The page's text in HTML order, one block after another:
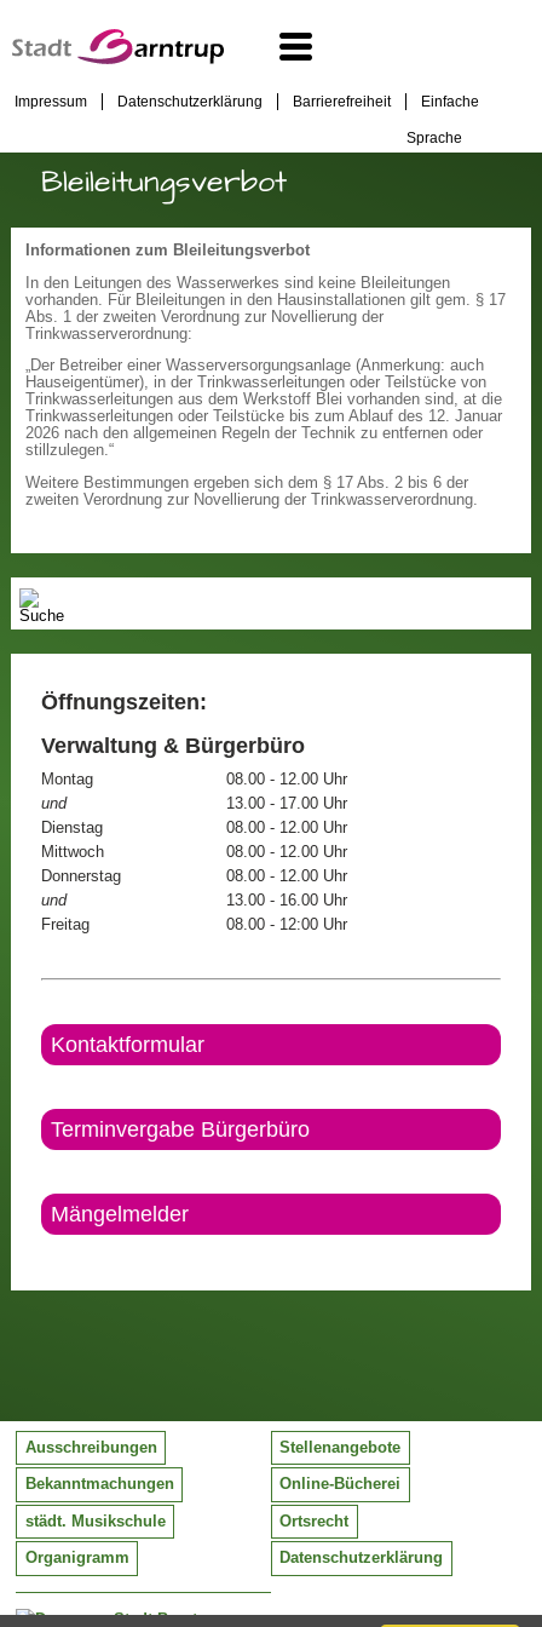
Impressum Datenschutzerklärung Barrierefreiheit Einfache
Sprache
Bleileitungsverbot
Informationen zum Bleileitungsverbot
In den Leitungen des Wasserwerkes sind keine Bleileitungen
vorhanden. Für Bleileitungen in den Hausinstallationen gilt gem. § 17
Abs. 1 der zweiten Verordnung zur Novellierung der
Trinkwasserverordnung:
„Der Betreiber einer Wasserversorgungsanlage (Anmerkung: auch
Hauseigentümer), in der Trinkwasserleitungen oder Teilstücke von
Trinkwasserleitungen aus dem Werkstoff Blei vorhanden sind, at die
Trinkwasserleitungen oder Teilstücke bis zum Ablauf des 12. Januar
2026 nach den allgemeinen Regeln der Technik zu entfernen oder
stillzulegen.“
Weitere Bestimmungen ergeben sich dem § 17 Abs. 2 bis 6 der
zweiten Verordnung zur Novellierung der Trinkwasserverordnung.
Öffnungszeiten:
Verwaltung & Bürgerbüro
Montag
08.00 - 12.00 Uhr
und
13.00 - 17.00 Uhr
Dienstag
08.00 - 12.00 Uhr
Mittwoch
08.00 - 12.00 Uhr
Donnerstag
08.00 - 12.00 Uhr
und
13.00 - 16.00 Uhr
Freitag
08.00 - 12:00 Uhr
Kontaktformular
Terminvergabe Bürgerbüro
Mängelmelder
Stadt Barntrup
Ausschreibungen Stellenangebote
Bekanntmachungen Online-Bücherei
städt. Musikschule Ortsrecht
Organigramm Datenschutzerklärung